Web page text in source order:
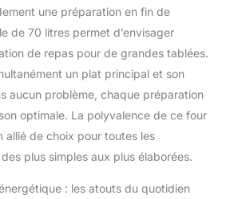
une préparation en fin de
de 70 litres permet d’envisager
de repas pour de grandes tablées.
un plat principal et son
aucun problème, chaque préparation
optimale. La polyvalence de ce four
allié de choix pour toutes les
plus simples aux plus élaborées.
: les atouts du quotidien